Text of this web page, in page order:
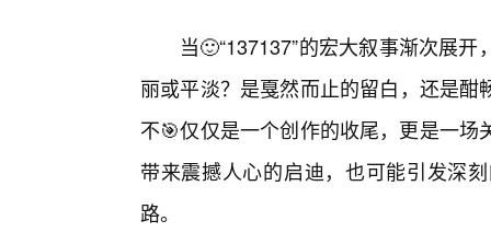
当🙂“137137”的宏大叙事渐次展
丽或平淡？是戛然而止的留白，还是酣
不🎯仅仅是一个创作的收尾，更是一
带来震撼人心的启迪，也可能引发深
路。